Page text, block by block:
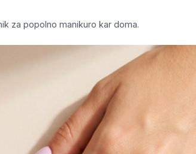
za popolno manikuro kar doma.